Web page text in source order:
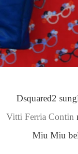
Dsquared2
Vitti Ferria Contin
Miu Miu